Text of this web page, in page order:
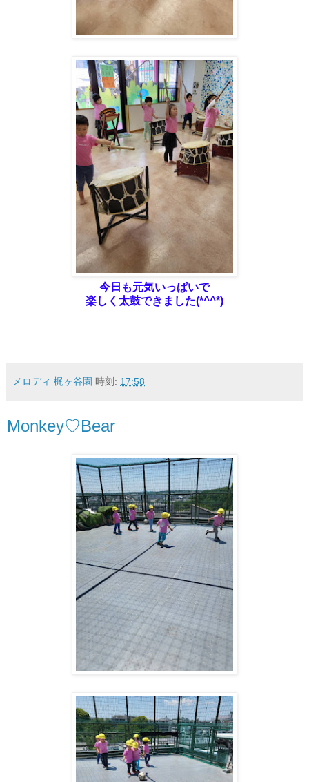
今日も元気いっぱいで
楽しく太鼓できました(*^^*)
メロディ 梶ヶ谷園 時刻: 17:58
Monkey♡Bear